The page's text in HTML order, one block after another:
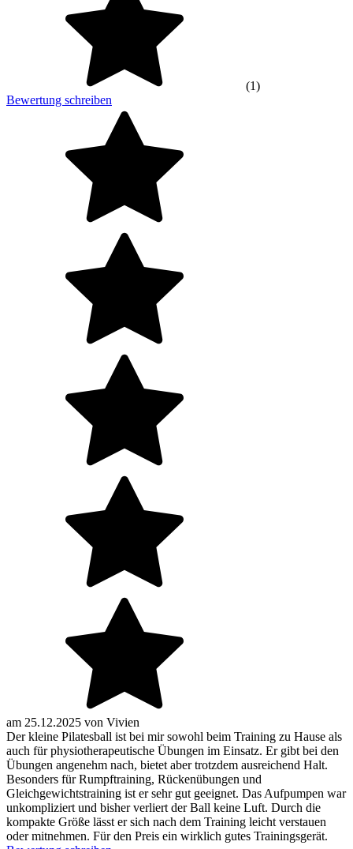
(1)
Bewertung schreiben
am 25.12.2025 von Vivien
Der kleine Pilatesball ist bei mir sowohl beim Training zu Hause als
auch für physiotherapeutische Übungen im Einsatz. Er gibt bei den
Übungen angenehm nach, bietet aber trotzdem ausreichend Halt.
Besonders für Rumpftraining, Rückenübungen und
Gleichgewichtstraining ist er sehr gut geeignet. Das Aufpumpen war
unkompliziert und bisher verliert der Ball keine Luft. Durch die
kompakte Größe lässt er sich nach dem Training leicht verstauen
oder mitnehmen. Für den Preis ein wirklich gutes Trainingsgerät.